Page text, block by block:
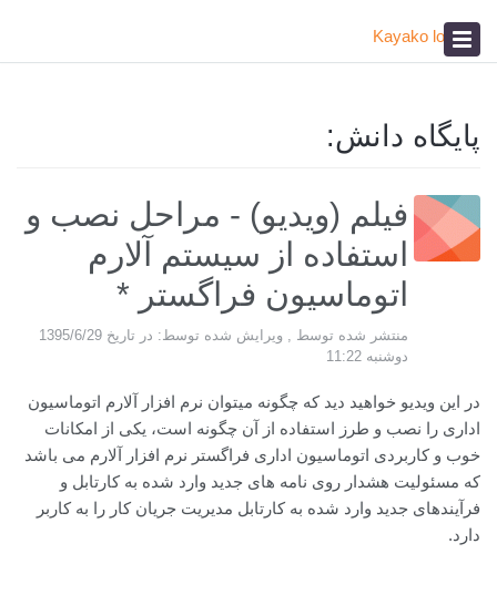
آکادمی
پایگاه دانش:
فیلم (ویدیو) - مراحل نصب و
استفاده از سیستم آلارم
اتوماسیون فراگستر *
منتشر شده توسط , ویرایش شده توسط: در تاریخ 1395/6/29
دوشنبه 11:22
در این ویدیو خواهید دید که چگونه میتوان نرم افزار آلارم اتوماسیون
اداری را نصب و طرز استفاده از آن چگونه است، یکی از امکانات
خوب و کاربردی اتوماسیون اداری فراگستر نرم افزار آلارم می باشد
که مسئولیت هشدار روی نامه های جدید وارد شده ‏به کارتابل و
فرآیندهای جدید وارد شده به کارتابل مدیریت جریان کار را به کاربر
دارد.‏